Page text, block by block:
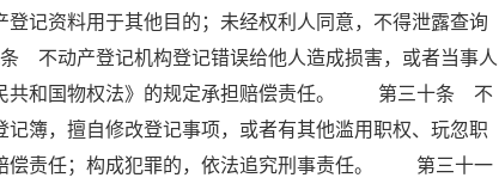
记资料用于其他目的；未经权利人同意，不得泄露查询
动产登记机构登记错误给他人造成损害，或者当事人
民共和国物权法》的规定承担赔偿责任。 第三十条 不
簿，擅自修改登记事项，或者有其他滥用职权、玩忽职
偿责任；构成犯罪的，依法追究刑事责任。 第三十一